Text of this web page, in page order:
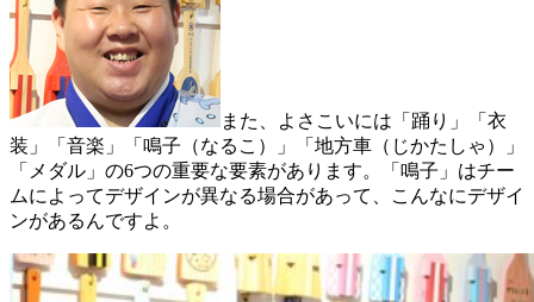
また、よさこいには「踊り」「衣
装」「音楽」「鳴子（なるこ）」「地方車（じかたしゃ）」
「メダル」の6つの重要な要素があります。「鳴子」はチー
ムによってデザインが異なる場合があって、こんなにデザイ
ンがあるんですよ。